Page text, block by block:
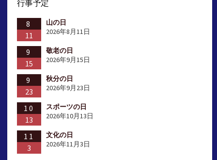
行事予定
8
11
山の日
2026年8月11日
9
15
敬老の日
2026年9月15日
9
23
秋分の日
2026年9月23日
10
13
スポーツの日
2026年10月13日
11
3
文化の日
2026年11月3日